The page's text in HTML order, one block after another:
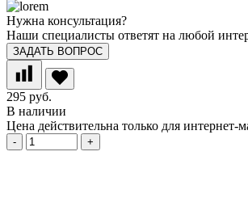
Нужна консультация?
Наши специалисты ответят на любой
ЗАДАТЬ ВОПРОС
295 руб.
В наличии
Цена действительна только для
- +